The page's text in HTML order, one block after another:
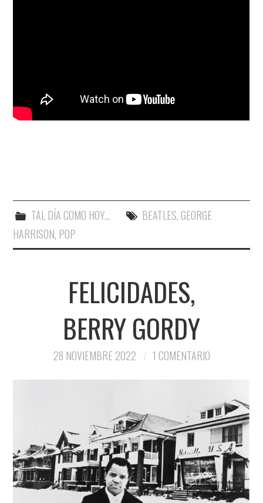
TAL DÍA COMO HOY... BEATLES, GEORGE
HARRISON, POP
FELICIDADES,
BERRY GORDY
28 NOVIEMBRE 2022 1 COMENTARIO